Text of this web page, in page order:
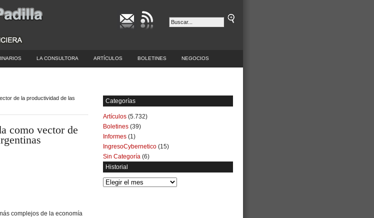
LA CONSULTORA ARTÍCULOS BOLETINES NEGOCIOS
de la productividad de las
como vector de
complejos de la economía
Categorías
Artículos (5.732)
Boletines (39)
Informes (1)
IngresoCybernetico (15)
Sin Categoría (6)
Historial
Historial